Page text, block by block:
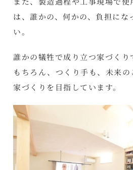
は、誰かの、何かの、負担にな
い。
誰かの犠牲で成り立つ家づくり
もちろん、つくり手も、未来
家づくりを目指しています。